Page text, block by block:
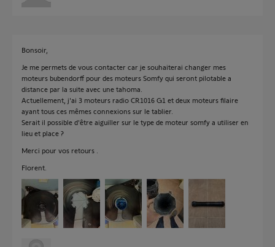
Bonsoir,
Je me permets de vous contacter car je souhaiterai changer mes
moteurs bubendorff pour des moteurs Somfy qui seront pilotable a
distance par la suite avec une tahoma.
Actuellement, j'ai 3 moteurs radio CR1016 G1 et deux moteurs filaire
ayant tous ces mêmes connexions sur le tablier.
Serait il possible d'être aiguiller sur le type de moteur somfy a utiliser en
lieu et place ?
Merci pour vos retours .
Florent.